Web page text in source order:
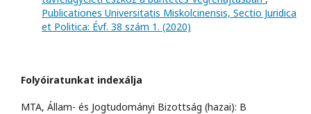
Publicationes Universitatis Miskolcinensis, Sectio Juridica
et Politica: Évf. 38 szám 1. (2020)
Folyóiratunkat indexálja
MTA, Állam- és Jogtudományi Bizottság (hazai): B